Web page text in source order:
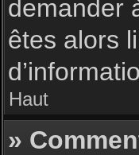
demander
êtes alors
Haut
»